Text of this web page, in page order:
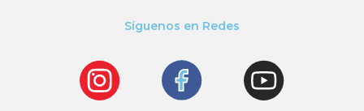
Síguenos en Redes